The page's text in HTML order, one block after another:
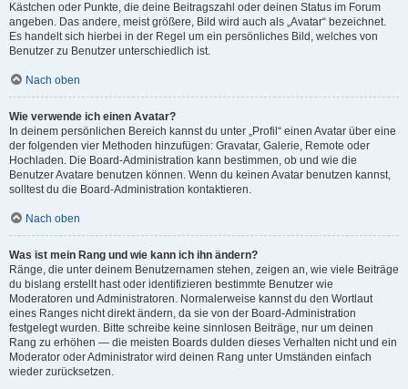
Kästchen oder Punkte, die deine Beitragszahl oder deinen Status im Forum
angeben. Das andere, meist größere, Bild wird auch als „Avatar“ bezeichnet.
Es handelt sich hierbei in der Regel um ein persönliches Bild, welches von
Benutzer zu Benutzer unterschiedlich ist.
Nach oben
Wie verwende ich einen Avatar?
In deinem persönlichen Bereich kannst du unter „Profil“ einen Avatar über eine
der folgenden vier Methoden hinzufügen: Gravatar, Galerie, Remote oder
Hochladen. Die Board-Administration kann bestimmen, ob und wie die
Benutzer Avatare benutzen können. Wenn du keinen Avatar benutzen kannst,
solltest du die Board-Administration kontaktieren.
Nach oben
Was ist mein Rang und wie kann ich ihn ändern?
Ränge, die unter deinem Benutzernamen stehen, zeigen an, wie viele Beiträge
du bislang erstellt hast oder identifizieren bestimmte Benutzer wie
Moderatoren und Administratoren. Normalerweise kannst du den Wortlaut
eines Ranges nicht direkt ändern, da sie von der Board-Administration
festgelegt wurden. Bitte schreibe keine sinnlosen Beiträge, nur um deinen
Rang zu erhöhen — die meisten Boards dulden dieses Verhalten nicht und ein
Moderator oder Administrator wird deinen Rang unter Umständen einfach
wieder zurücksetzen.